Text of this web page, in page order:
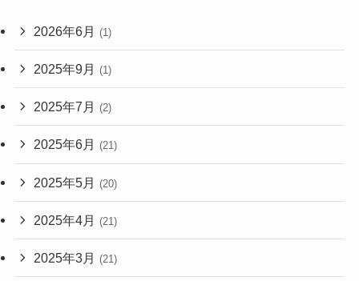
2026年6月 (1)
2025年9月 (1)
2025年7月 (2)
2025年6月 (21)
2025年5月 (20)
2025年4月 (21)
2025年3月 (21)